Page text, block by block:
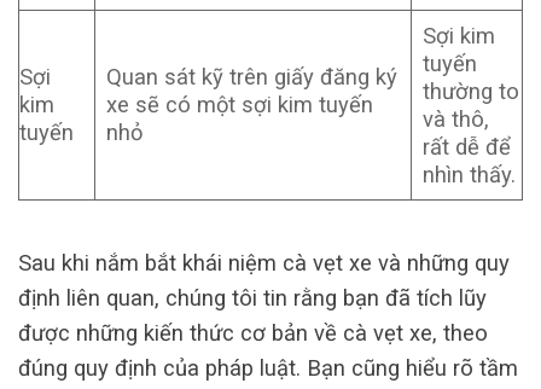
Sợi
kim
tuyến
Quan sát kỹ trên giấy đăng ký
xe sẽ có một sợi kim tuyến
nhỏ
Sợi kim
tuyến
thường to
và thô,
rất dễ để
nhìn thấy.
Sau khi nắm bắt khái niệm cà vẹt xe và những quy
định liên quan, chúng tôi tin rằng bạn đã tích lũy
được những kiến thức cơ bản về cà vẹt xe, theo
đúng quy định của pháp luật. Bạn cũng hiểu rõ tầm